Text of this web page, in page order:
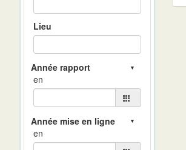
Lieu
en
en